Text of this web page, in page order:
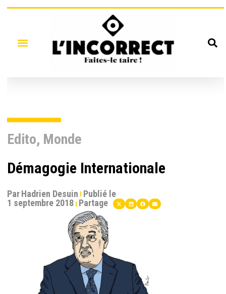
Edito, Monde
Démagogie Internationale
ParHadrien Desuin Publié le
1 septembre 2018 Partage